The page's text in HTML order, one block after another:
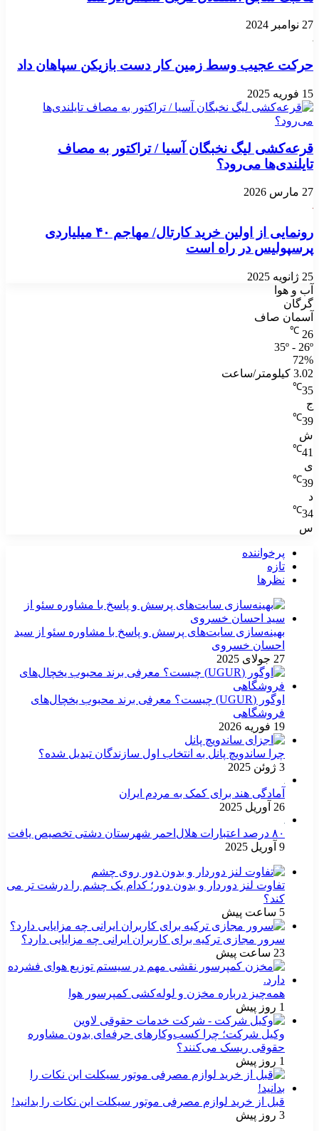
27 نوامبر 2024
حرکت عجیب وسط زمین کار دست بازیکن سپاهان داد
15 فوریه 2025
قرعه‌کشی لیگ نخبگان آسیا / تراکتور به مصاف
تایلندی‌ها می‌رود؟
27 مارس 2026
رونمایی از اولین خرید کارتال/ مهاجم ۴۰ میلیاردی
پرسپولیس در راه است
25 ژانویه 2025
آب و هوا
گرگان
آسمان صاف
26
℃
35º - 26º
72%
3.02 کیلومتر/ساعت
35
℃
ج
39
℃
ش
41
℃
ی
39
℃
د
34
℃
س
پرخواننده
تازه
نظرها
بهینه‌سازی سایت‌های پرسش و پاسخ با مشاوره سئو از سید
احسان خسروی
27 جولای 2025
اوگور (UGUR) چیست؟ معرفی برند محبوب یخچال‌های
فروشگاهی
19 فوریه 2026
چرا ساندویچ پانل به انتخاب اول سازندگان تبدیل شده؟
3 ژوئن 2025
آمادگی هند برای کمک به مردم ایران
26 آوریل 2025
۸۰ درصد اعتبارات هلال‌احمر شهرستان دشتی تخصیص یافت
9 آوریل 2025
تفاوت لنز دوردار و بدون دور؛ کدام یک چشم را درشت تر می
کند؟
5 ساعت پیش
سرور مجازی ترکیه برای کاربران ایرانی چه مزایایی دارد؟
23 ساعت پیش
همه‌چیز درباره مخزن و لوله‌کشی کمپرسور هوا
1 روز پیش
وکیل شرکت؛ چرا کسب‌وکارهای حرفه‌ای بدون مشاوره
حقوقی ریسک می‌کنند؟
1 روز پیش
قبل از خرید لوازم مصرفی موتور سیکلت این نکات را بدانید!
3 روز پیش